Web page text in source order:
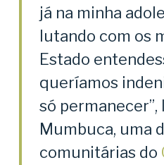
já na minha
lutando com os
Estado
queríamos
só permanecer”,
Mumbuca, uma
comunitárias do